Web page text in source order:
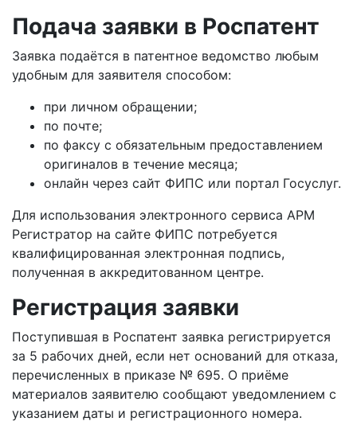
Подача заявки в Роспатент
Заявка подаётся в патентное ведомство любым
удобным для заявителя способом:
при личном обращении;
по почте;
по факсу с обязательным предоставлением
оригиналов в течение месяца;
онлайн через сайт ФИПС или портал Госуслуг.
Для использования электронного сервиса АРМ
Регистратор на сайте ФИПС потребуется
квалифицированная электронная подпись,
полученная в аккредитованном центре.
Регистрация заявки
Поступившая в Роспатент заявка регистрируется
за 5 рабочих дней, если нет оснований для отказа,
перечисленных в приказе № 695. О приёме
материалов заявителю сообщают уведомлением с
указанием даты и регистрационного номера.